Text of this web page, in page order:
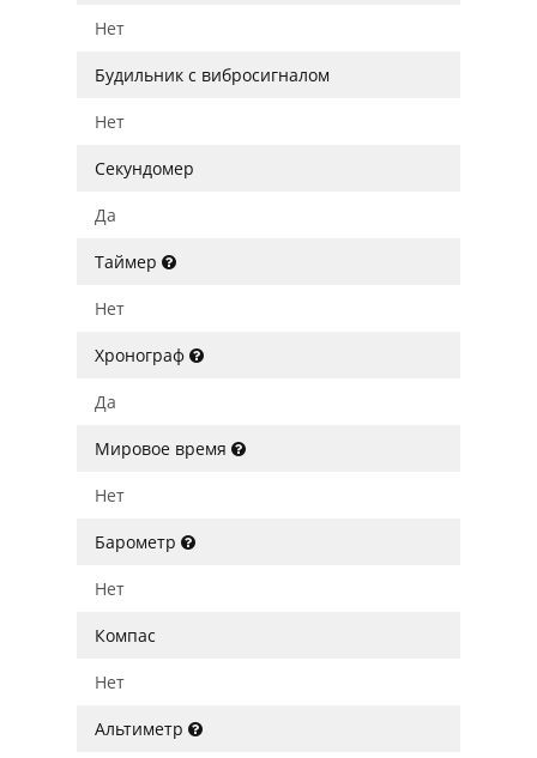
Нет
Будильник с вибросигналом
Нет
Секундомер
Да
Таймер
Нет
Хронограф
Да
Мировое время
Нет
Барометр
Нет
Компас
Нет
Альтиметр